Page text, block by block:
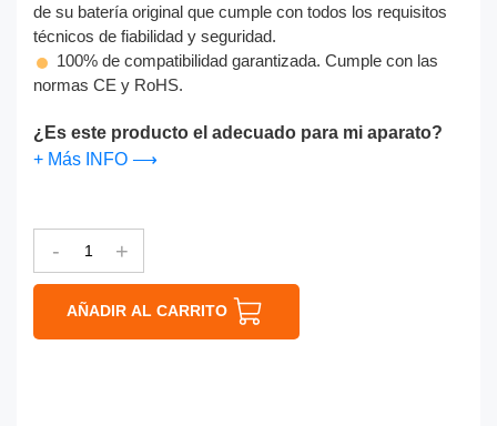
de su batería original que cumple con todos los requisitos
técnicos de fiabilidad y seguridad.
100% de compatibilidad garantizada. Cumple con las
normas CE y RoHS.
¿Es este producto el adecuado para mi aparato?
+ Más INFO ⟶
- +
AÑADIR AL CARRITO